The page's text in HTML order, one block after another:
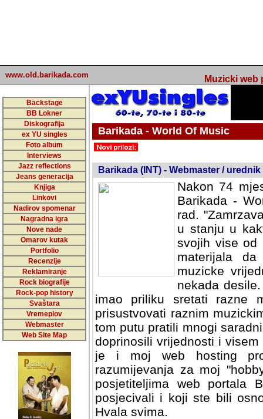
www.old.barikada.com Muzicki web
Backstage
BB Lokner
Diskografija
ex YU singles
Foto album
Interviews
Jazz reflections
Jeans generacija
Knjiga
Linkovi
Nadirov spomenar
Nagradna igra
Nove nade
Omarov kutak
Portfolio
Recenzije
Reklamiranje
Rock biografije
Rock-pop history
Svaštara
Vremeplov
Webmaster
Web Site Map
Barikada - World Of Music
Barikada (INT) - Webmaster / urednik
Nakon 74
Barikada -
rad.
u stanju u
svojih vise od
materijala
muzicke
nekada
imao priliku sretati razne
prisustvovati raznim
tom putu pratili mnogi
doprinosili vrijednosti i
je i moj web hosting
razumijevanja za moj
posjetiteljima web portala
posjecivali i koji ste bili
Hvala svima.